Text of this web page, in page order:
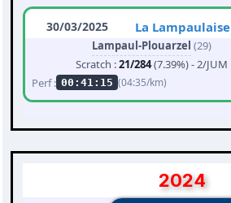
30/03/2025 La Lampaulaise
Lampaul-Plouarzel (29)
Scratch :21/284(7.39%) - 2/JUM
Perf : 00:41:15 (04:35/km)
2024